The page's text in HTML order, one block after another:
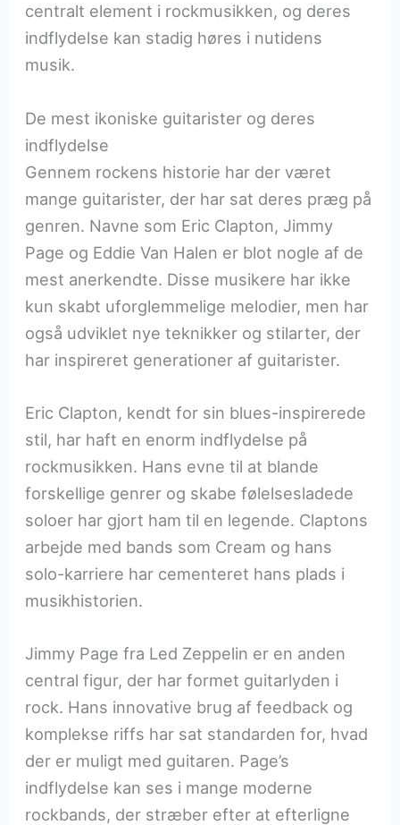
centralt element i rockmusikken, og deres
indflydelse kan stadig høres i nutidens
musik.
De mest ikoniske guitarister og deres
indflydelse
Gennem rockens historie har der været
mange guitarister, der har sat deres præg på
genren. Navne som Eric Clapton, Jimmy
Page og Eddie Van Halen er blot nogle af de
mest anerkendte. Disse musikere har ikke
kun skabt uforglemmelige melodier, men har
også udviklet nye teknikker og stilarter, der
har inspireret generationer af guitarister.
Eric Clapton, kendt for sin blues-inspirerede
stil, har haft en enorm indflydelse på
rockmusikken. Hans evne til at blande
forskellige genrer og skabe følelsesladede
soloer har gjort ham til en legende. Claptons
arbejde med bands som Cream og hans
solo-karriere har cementeret hans plads i
musikhistorien.
Jimmy Page fra Led Zeppelin er en anden
central figur, der har formet guitarlyden i
rock. Hans innovative brug af feedback og
komplekse riffs har sat standarden for, hvad
der er muligt med guitaren. Page’s
indflydelse kan ses i mange moderne
rockbands, der stræber efter at efterligne